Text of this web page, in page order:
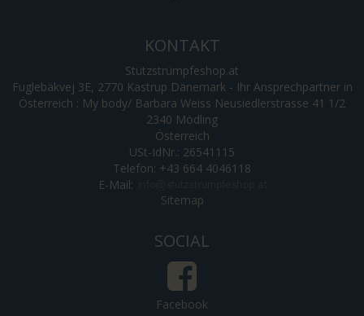
KONTAKT
Stützstrümpfeshop.at
Fuglebäkvej 3E, 2770 Kastrup Dänemark - Ihr Ansprechpartner in
Österreich : My body/ Barbara Weiss Neusiedlerstrasse 41 1/2
2340 Mödling
Österreich
USt-IdNr.: 26541115
Telefon: +43 664 4046118
E-Mail:
Sitemap
SOCIAL
Facebook